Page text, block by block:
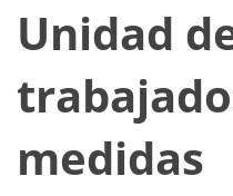
Unidad
medidas